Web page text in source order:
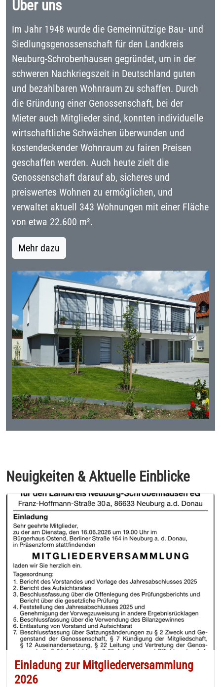
Über uns
Im Jahr 1948 wurde die Gemeinnützige Bau- und
Siedlungsgenossenschaft für den Landkreis
Neuburg-Schrobenhausen gegründet, um in der
schweren Nachkriegszeit in Deutschland guten
und bezahlbaren Wohnraum zu schaffen. Durch
die Gründung einer Genossenschaft, bei der
Mieter auch Mitglieder sind, konnten individuelle
wirtschaftliche Schwächen überwunden und
kostendeckender Wohnraum zu fairen Preisen
geschaffen werden. Auch heute zielt die
Genossenschaft darauf ab, sicheres und
preiswertes Wohnen zu ermöglichen, und
verwaltet aktuell 343 Wohnungen mit einer Fläche
von etwa 22.600 m².
Mehr dazu
Neuigkeiten & Aktuelle Einblicke
Einladung zur Mitgliederversammlung
2026